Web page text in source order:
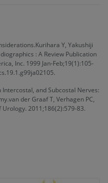
Y, Yakushiji
: A Review Publication
Inc. 1999 Jan-Feb;19(1):105-
and Subcostal Nerves:
der Graaf T, Verhagen PC,
Urology. 2011;186(2):579-83.